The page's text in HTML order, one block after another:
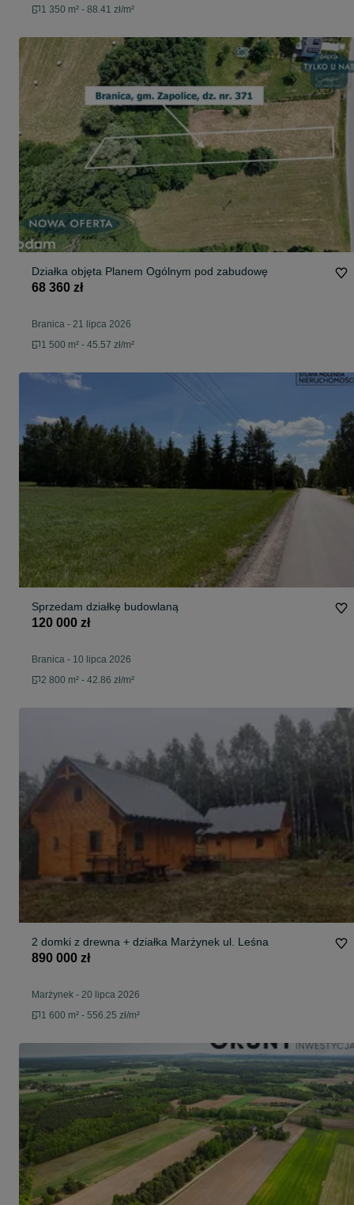
1 350 m² - 88.41 zł/m²
Działka objęta Planem Ogólnym pod zabudowę
68 360 zł
Branica - 21 lipca 2026
1 500 m² - 45.57 zł/m²
Sprzedam działkę budowlaną
120 000 zł
Branica - 10 lipca 2026
2 800 m² - 42.86 zł/m²
2 domki z drewna + działka Marżynek ul. Leśna
890 000 zł
Marżynek - 20 lipca 2026
1 600 m² - 556.25 zł/m²